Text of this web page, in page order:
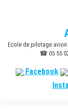
content
Ecole de pilotage
☎ 05 55
Facebook